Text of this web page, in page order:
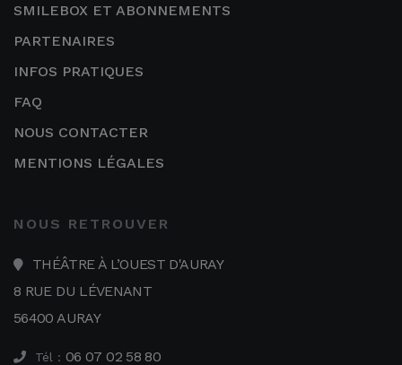
SMILEBOX ET ABONNEMENTS
PARTENAIRES
INFOS PRATIQUES
FAQ
NOUS CONTACTER
MENTIONS LÉGALES
NOUS RETROUVER
THÉÂTRE À L’OUEST D'AURAY
8 RUE DU LÉVENANT
56400 AURAY
Tél : 06 07 02 58 80